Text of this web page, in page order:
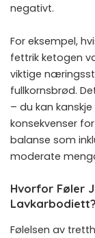
negativt.
For eksempel,
fettrik ketogen
viktige
fullkornsbrød.
– du kan
konsekvenser
balanse som
moderate
Hvorfor Føler
Lavkarbodiett?
Følelsen av